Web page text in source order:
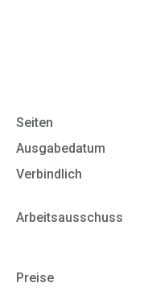
Seiten
Ausgabedatum
Verbindlich
Arbeitsausschuss
Preise